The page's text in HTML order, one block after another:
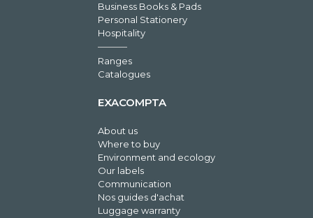
Business Books & Pads
Personal Stationery
Hospitality
Ranges
Catalogues
EXACOMPTA
About us
Where to buy
Environment and ecology
Our labels
Communication
Nos guides d'achat
Luggage warranty